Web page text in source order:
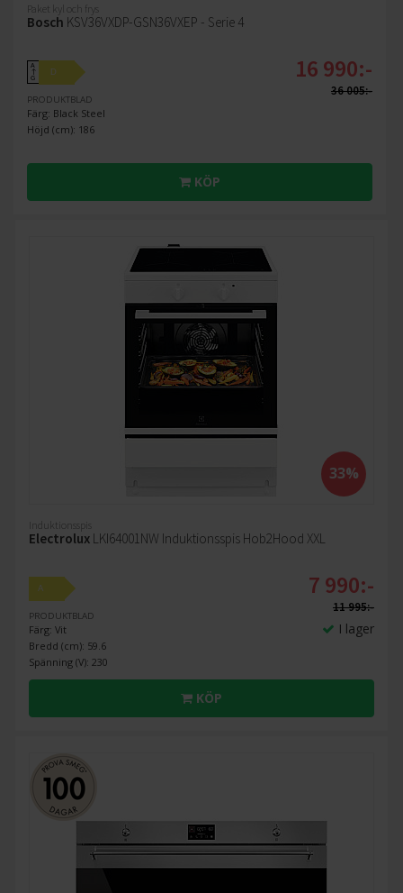
Paket kyl och frys
Bosch KSV36VXDP-GSN36VXEP - Serie 4
A
↑
G
D
PRODUKTBLAD
Färg: Black Steel
Höjd (cm): 186
16 990:-
36 005:-
KÖP
33%
Induktionsspis
Electrolux LKI64001NW Induktionsspis Hob2Hood XXL
A
PRODUKTBLAD
Färg: Vit
Bredd (cm): 59.6
Spänning (V): 230
7 990:-
11 995:-
I lager
KÖP